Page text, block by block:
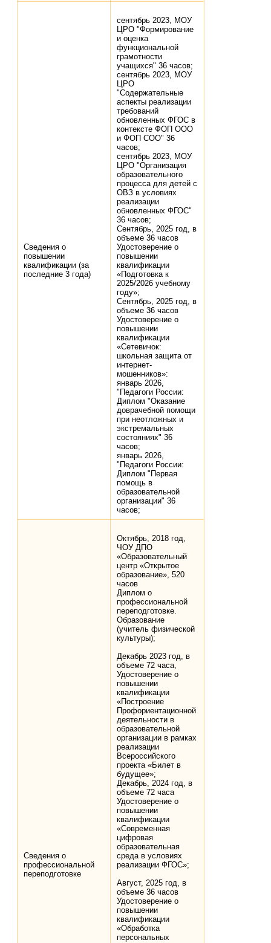
Сведения о
повышении
квалификации (за
последние 3 года)
сентябрь 2023, МОУ
ЦРО "Формирование
и оценка
функциональной
грамотности
учащихся" 36 часов;
сентябрь 2023, МОУ
ЦРО
"Содержательные
аспекты реализации
требований
обновленных ФГОС в
контексте ФОП ООО
и ФОП СОО" 36
часов;
сентябрь 2023, МОУ
ЦРО "Организация
образовательного
процесса для детей с
ОВЗ в условиях
реализации
обновленных ФГОС"
36 часов;
Сентябрь, 2025 год, в
объеме 36 часов
Удостоверение о
повышении
квалификации
«Подготовка к
2025/2026 учебному
году»;
Сентябрь, 2025 год, в
объеме 36 часов
Удостоверение о
повышении
квалификации
«Сетевичок:
школьная защита от
интернет-
мошенников»:
январь 2026,
"Педагоги России:
Диплом "Оказание
доврачебной помощи
при неотложных и
экстремальных
состояниях" 36
часов;
январь 2026,
"Педагоги России:
Диплом "Первая
помощь в
образовательной
организации" 36
часов;
Сведения о
профессиональной
переподготовке
Октябрь, 2018 год,
ЧОУ ДПО
«Образовательный
центр «Открытое
образование», 520
часов
Диплом о
профессиональной
переподготовке.
Образование
(учитель физической
культуры);
Декабрь 2023 год, в
объеме 72 часа,
Удостоверение о
повышении
квалификации
«Построение
Профориентационной
деятельности в
образовательной
организации в рамках
реализации
Всероссийского
проекта «Билет в
будущее»;
Декабрь, 2024 год, в
объеме 72 часа
Удостоверение о
повышении
квалификации
«Современная
цифровая
образовательная
среда в условиях
реализации ФГОС»;
Август, 2025 год, в
объеме 36 часов
Удостоверение о
повышении
квалификации
«Обработка
персональных